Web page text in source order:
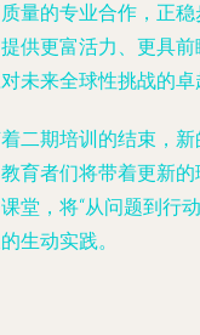
量的专业合作，正
供更富活力、更具
未来全球性挑战的卓
二期培训的结束，
育者们将带着更新
堂，将“从问题到行
生动实践。